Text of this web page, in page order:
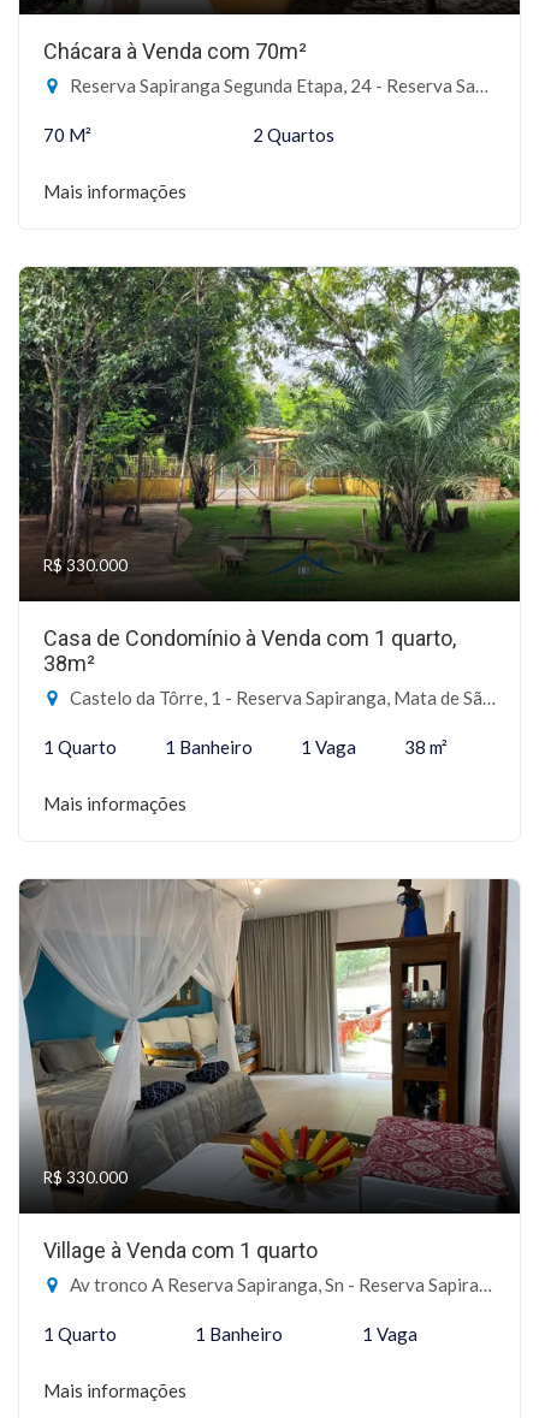
Chácara à Venda com 70m²
Reserva Sapiranga Segunda Etapa, 24 - Reserva Sapiranga, Mata de São João-BA
70 M² 2 Quartos
Mais informações
R$ 330.000
Casa de Condomínio à Venda com 1 quarto,
38m²
Castelo da Tôrre, 1 - Reserva Sapiranga, Mata de São João-BA
1 Quarto 1 Banheiro 1 Vaga 38 m²
Mais informações
R$ 330.000
Village à Venda com 1 quarto
Av tronco A Reserva Sapiranga, Sn - Reserva Sapiranga, Mata de São João-BA
1 Quarto 1 Banheiro 1 Vaga
Mais informações